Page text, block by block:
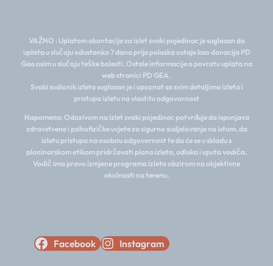
VAŽNO : Uplatom akontacije za izlet svaki pojedinac je suglasan da
uplata u slučaju odustanka 7 dana prije polaska ostaje kao donacija PD
Gea osim u slučaju teške bolesti. Ostale informacije o povratu uplata na
web stranici PD GEA.
Svaki sudionik izleta suglasan je i upoznat sa svim detaljima izleta i
pristupa izletu na vlastitu odgovornost
Napomena: Odazivom na izlet svaki pojedinac potvrđuje da ispunjava
zdravstvene i psihofizičke uvjete za sigurno sudjelovanje na istom, da
izletu pristupa na osobnu odgovornost te da će se u skladu s
planinarskom etikom pridržavati plana izleta, odluka i uputa vodiča.
Vodič ima pravo izmjene programa izleta obzirom na objektivne
okolnosti na terenu.
Facebook Instagram